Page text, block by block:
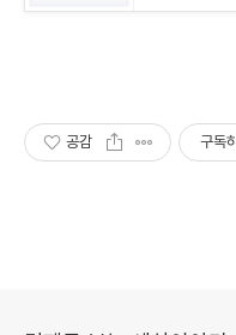
공감 구독